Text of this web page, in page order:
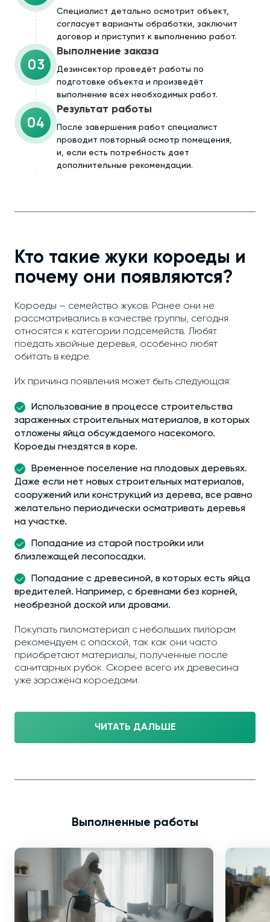
Cпециалист детально осмотрит объект,
согласует варианты обработки, заключит
договор и приступит к выполнению работ.
03
Выполнение заказа
Дезинсектор проведёт работы по
подготовке объекта и произведёт
выполнение всех необходимых работ.
04
Результат работы
После завершения работ специалист
проводит повторный осмотр помещения,
и, если есть потребность дает
дополнительные рекомендации.
Кто такие жуки короеды и
почему они появляются?
Короеды – семейство жуков. Ранее они не
рассматривались в качестве группы, сегодня
относятся к категории подсемейств. Любят
поедать хвойные деревья, особенно любят
обитать в кедре.
Их причина появления может быть следующая:
Использование в процессе строительства
зараженных строительных материалов, в которых
отложены яйца обсуждаемого насекомого.
Короеды гнездятся в коре.
Временное поселение на плодовых деревьях.
Даже если нет новых строительных материалов,
сооружений или конструкций из дерева, все равно
желательно периодически осматривать деревья
на участке.
Попадание из старой постройки или
близлежащей лесопосадки.
Попадание с древесиной, в которых есть яйца
вредителей. Например, с бревнами без корней,
необрезной доской или дровами.
Покупать пиломатериал с небольших пилорам
рекомендуем с опаской, так как они часто
приобретают материалы, полученные после
санитарных рубок. Скорее всего их древесина
уже заражена короедами.
ЧИТАТЬ ДАЛЬШЕ
Выполненные работы